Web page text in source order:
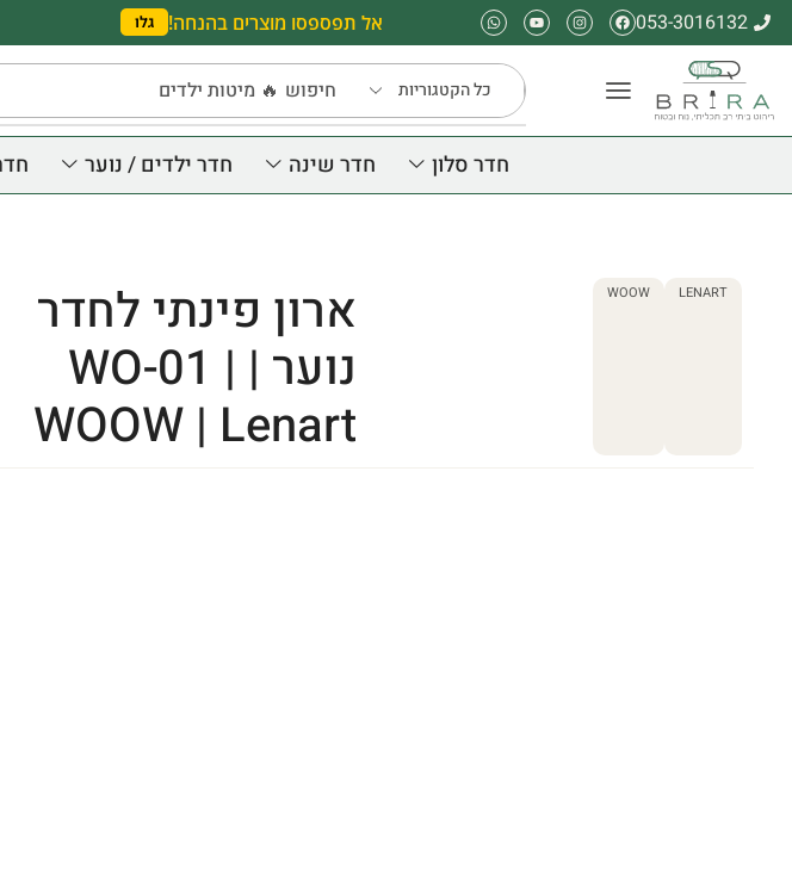
053-3016132 אל תפספסו מוצרים בהנחה! גלו
חיפוש 🔥 מיטות ילדים
חדר סלון חדר שינה חדר ילדים / נוער
LENART
WOOW
ארון פינתי לחדר
נוער | WO-01 |
WOOW | Lenart